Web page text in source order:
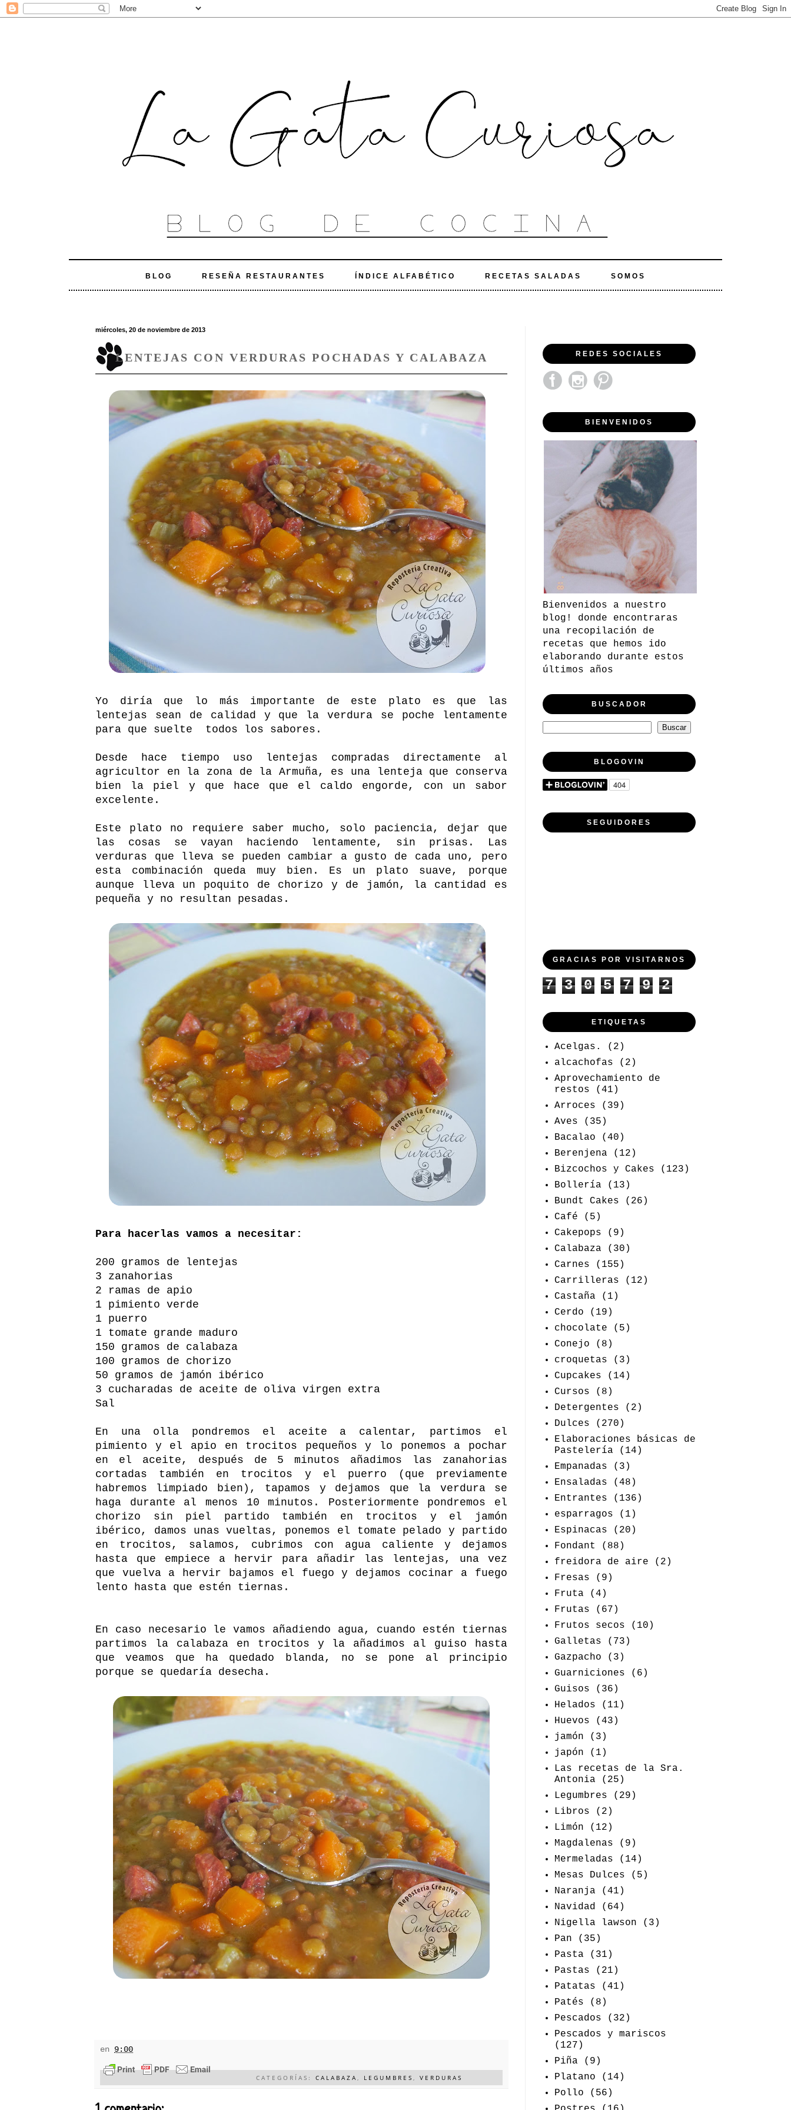
BLOG RESEÑA RESTAURANTES ÍNDICE ALFABÉTICO RECETAS SALADAS SOMOS
miércoles, 20 de noviembre de 2013
LENTEJAS CON VERDURAS POCHADAS Y CALABAZA
Yo diría que lo más importante de este plato es que las
lentejas sean de calidad y que la verdura se poche lentamente
para que suelte todos los sabores.
Desde hace tiempo uso lentejas compradas directamente al
agricultor en la zona de la Armuña, es una lenteja que conserva
bien la piel y que hace que el caldo engorde, con un sabor
excelente.
Este plato no requiere saber mucho, solo paciencia, dejar que
las cosas se vayan haciendo lentamente, sin prisas. Las
verduras que lleva se pueden cambiar a gusto de cada uno, pero
esta combinación queda muy bien. Es un plato suave, porque
aunque lleva un poquito de chorizo y de jamón, la cantidad es
pequeña y no resultan pesadas.
Para hacerlas vamos a necesitar:
200 gramos de lentejas
3 zanahorias
2 ramas de apio
1 pimiento verde
1 puerro
1 tomate grande maduro
150 gramos de calabaza
100 gramos de chorizo
50 gramos de jamón ibérico
3 cucharadas de aceite de oliva virgen extra
Sal
En una olla pondremos el aceite a calentar, partimos el
pimiento y el apio en trocitos pequeños y lo ponemos a pochar
en el aceite, después de 5 minutos añadimos las zanahorias
cortadas también en trocitos y el puerro (que previamente
habremos limpiado bien), tapamos y dejamos que la verdura se
haga durante al menos 10 minutos. Posteriormente pondremos el
chorizo sin piel partido también en trocitos y el jamón
ibérico, damos unas vueltas, ponemos el tomate pelado y partido
en trocitos, salamos, cubrimos con agua caliente y dejamos
hasta que empiece a hervir para añadir las lentejas, una vez
que vuelva a hervir bajamos el fuego y dejamos cocinar a fuego
lento hasta que estén tiernas.
En caso necesario le vamos añadiendo agua, cuando estén tiernas
partimos la calabaza en trocitos y la añadimos al guiso hasta
que veamos que ha quedado blanda, no se pone al principio
porque se quedaría desecha.
en 9:00
CATEGORÍAS: CALABAZA LEGUMBRES VERDURAS
REDES SOCIALES
BIENVENIDOS
Bienvenidos a nuestro
blog! donde encontraras
una recopilación de
recetas que hemos ido
elaborando durante estos
últimos años
BUSCADOR
BLOGOVIN
SEGUIDORES
GRACIAS POR VISITARNOS
7 3 0 5 7 9 2
ETIQUETAS
Acelgas.
(2)
alcachofas
(2)
Aprovechamiento de
restos
(41)
Arroces
(39)
Aves
(35)
Bacalao
(40)
Berenjena
(12)
Bizcochos y Cakes
(123)
Bollería
(13)
Bundt Cakes
(26)
Café
(5)
Cakepops
(9)
Calabaza
(30)
Carnes
(155)
Carrilleras
(12)
Castaña
(1)
Cerdo
(19)
chocolate
(5)
Conejo
(8)
croquetas
(3)
Cupcakes
(14)
Cursos
(8)
Detergentes
(2)
Dulces
(270)
Elaboraciones básicas de
Pastelería
(14)
Empanadas
(3)
Ensaladas
(48)
Entrantes
(136)
esparragos
(1)
Espinacas
(20)
Fondant
(88)
freidora de aire
(2)
Fresas
(9)
Fruta
(4)
Frutas
(67)
Frutos secos
(10)
Galletas
(73)
Gazpacho
(3)
Guarniciones
(6)
Guisos
(36)
Helados
(11)
Huevos
(43)
jamón
(3)
japón
(1)
Las recetas de la Sra.
Antonia
(25)
Legumbres
(29)
Libros
(2)
Limón
(12)
Magdalenas
(9)
Mermeladas
(14)
Mesas Dulces
(5)
Naranja
(41)
Navidad
(64)
Nigella lawson
(3)
Pan
(35)
Pasta
(31)
Pastas
(21)
Patatas
(41)
Patés
(8)
Pescados
(32)
Pescados y mariscos
(127)
Piña
(9)
Platano
(14)
Pollo
(56)